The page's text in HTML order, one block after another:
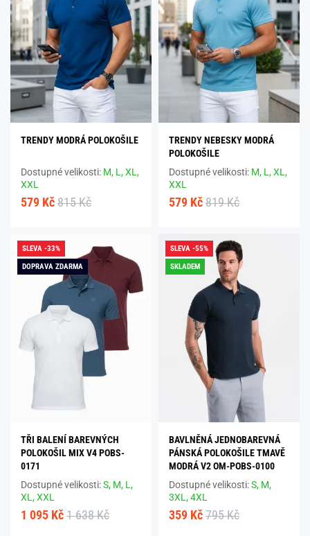
TRENDY MODRÁ POLOKOŠILE
Dostupné velikosti: M, L,XL,
XXL
579 Kč 815 Kč
TRENDY NEBESKY MODRÁ
POLOKOŠILE
Dostupné velikosti: M, L,XL,
XXL
579 Kč 819 Kč
SLEVA -33%
DOPRAVA ZDARMA
TŘI BALENÍ BAREVNÝCH
POLOKOŠIL MIX V4 POBS-
0171
Dostupné velikosti:S, M, L,
XL,XXL
1 095 Kč 1 638 Kč
SLEVA -55%
SKLADEM
BAVLNĚNÁ JEDNOBAREVNÁ
PÁNSKÁ POLOKOŠILE TMAVĚ
MODRÁ V2 OM-POBS-0100
Dostupné velikosti:S, M,
3XL,4XL
359 Kč 795 Kč